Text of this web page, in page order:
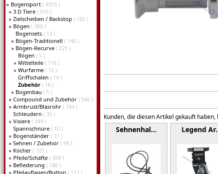
» Bogensport ( 4955 )
» 3 D Tiere ( 976 )
» Zielscheiben / Backstop ( 182 )
» Bögen ( 388 )
Bogensets ( 12 )
» Bögen-Traditionell ( 146 )
» Bögen-Recurve ( 225 )
Bögen ( 5 )
» Mittelteile ( 116 )
» Wurfarme ( 72 )
Griffschalen ( 14 )
Zubehör ( 18 )
» Bogenbau ( 5 )
» Compound und Zubehör ( 546 )
» Armbrust/Blasrohr ( 184 )
Schleudern ( 30 )
» Visiere ( 349 )
Spannschnüre ( 10 )
» Bogenständer ( 27 )
» Sehnen / Zubehör ( 99 )
» Köcher ( 105 )
» Pfeile/Schäfte ( 399 )
» Befiederung ( 188 )
» Pfeilauflagen/Button ( 112 )
Kunden, die diesen Artikel gekauft haben,
Sehnenhal… Legend